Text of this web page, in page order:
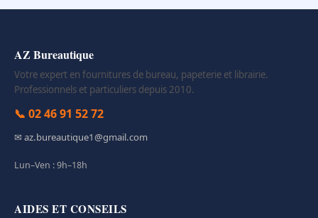
AZ Bureautique
Votre expert en fournitures de bureau, papeterie et librairie.
Professionnels et particuliers depuis 2010.
📞 02 46 91 52 72
✉ az.bureautique1@gmail.com
Lun–Ven : 9h–18h
AIDES ET CONSEILS